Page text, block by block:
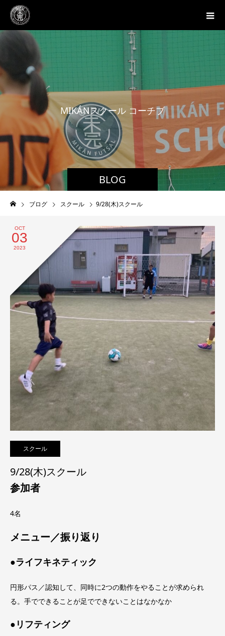
BLOG
MIKÁNスクール コ ーチブログ
ブログ スクール 9/28(木)スクール
OCT
03
2023
スクール
9/28(木)スクール
参加者
4名
メニュー／振り返り
●ライフキネティック
円形パス／認知して、同時に2つの動作をやることが求められ
る。手でできることが足でできないことはなかなか
●リフティング